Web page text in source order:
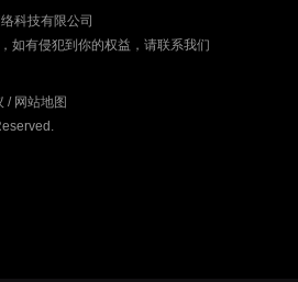
科技有限公司
如有侵犯到你的权益，请联系我们
/ 网站地图